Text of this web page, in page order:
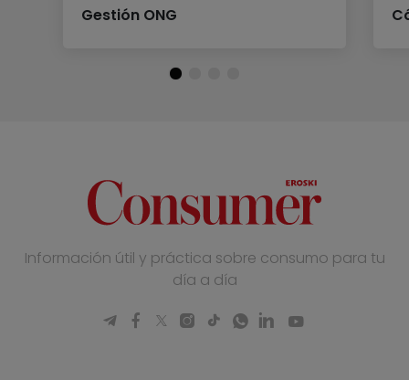
Gestión ONG
Información útil y práctica sobre consumo para tu
día a día